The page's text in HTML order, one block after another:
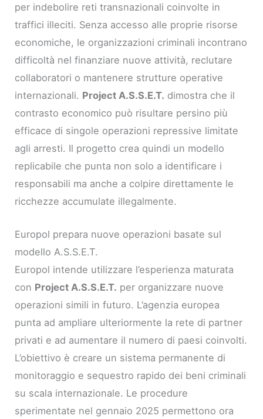
per indebolire reti transnazionali coinvolte in
traffici illeciti. Senza accesso alle proprie risorse
economiche, le organizzazioni criminali incontrano
difficoltà nel finanziare nuove attività, reclutare
collaboratori o mantenere strutture operative
internazionali. Project A.S.S.E.T. dimostra che il
contrasto economico può risultare persino più
efficace di singole operazioni repressive limitate
agli arresti. Il progetto crea quindi un modello
replicabile che punta non solo a identificare i
responsabili ma anche a colpire direttamente le
ricchezze accumulate illegalmente.
Europol prepara nuove operazioni basate sul
modello A.S.S.E.T.
Europol intende utilizzare l’esperienza maturata
con Project A.S.S.E.T. per organizzare nuove
operazioni simili in futuro. L’agenzia europea
punta ad ampliare ulteriormente la rete di partner
privati e ad aumentare il numero di paesi coinvolti.
L’obiettivo è creare un sistema permanente di
monitoraggio e sequestro rapido dei beni criminali
su scala internazionale. Le procedure
sperimentate nel gennaio 2025 permettono ora